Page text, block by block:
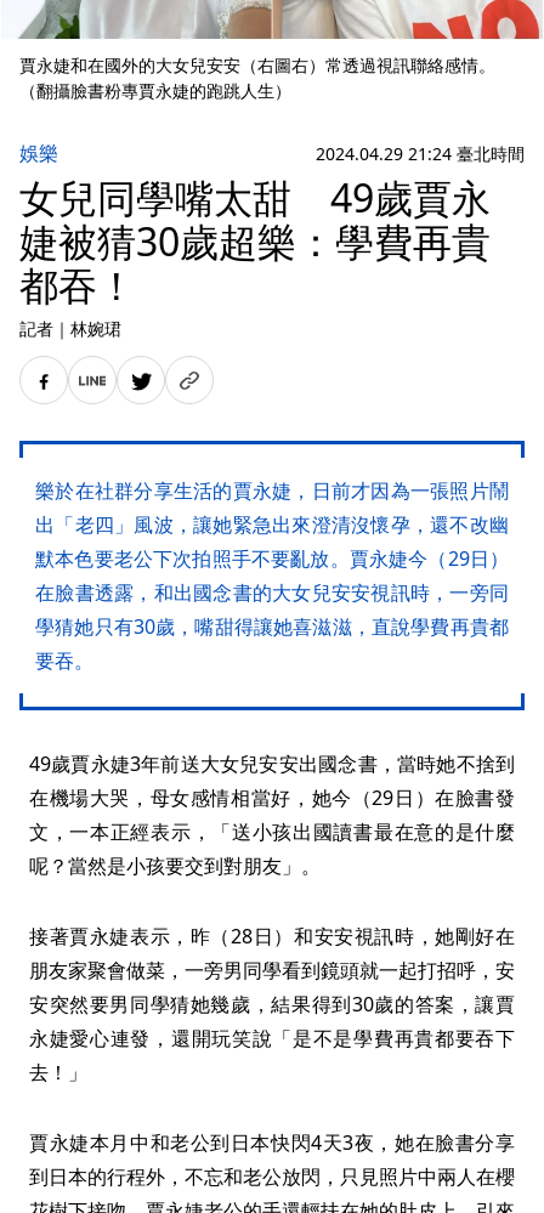
賈永婕和在國外的大女兒安安（右圖右）常透過視訊聯絡感情。
（翻攝臉書粉專賈永婕的跑跳人生）
娛樂 2024.04.29 21:24 臺北時間
女兒同學嘴太甜 49歲賈永
婕被猜30歲超樂：學費再貴
都吞！
記者 ｜ 林婉珺
樂於在社群分享生活的賈永婕，日前才因為一張照片鬧
出「老四」風波，讓她緊急出來澄清沒懷孕，還不改幽
默本色要老公下次拍照手不要亂放。賈永婕今（29日）
在臉書透露，和出國念書的大女兒安安視訊時，一旁同
學猜她只有30歲，嘴甜得讓她喜滋滋，直說學費再貴都
要吞。
49歲賈永婕3年前送大女兒安安出國念書，當時她不捨到
在機場大哭，母女感情相當好，她今（29日）在臉書發
文，一本正經表示，「送小孩出國讀書最在意的是什麼
呢？當然是小孩要交到對朋友」。
接著賈永婕表示，昨（28日）和安安視訊時，她剛好在
朋友家聚會做菜，一旁男同學看到鏡頭就一起打招呼，安
安突然要男同學猜她幾歲，結果得到30歲的答案，讓賈
永婕愛心連發，還開玩笑說「是不是學費再貴都要吞下
去！」
賈永婕本月中和老公到日本快閃4天3夜，她在臉書分享
到日本的行程外，不忘和老公放閃，只見照片中兩人在櫻